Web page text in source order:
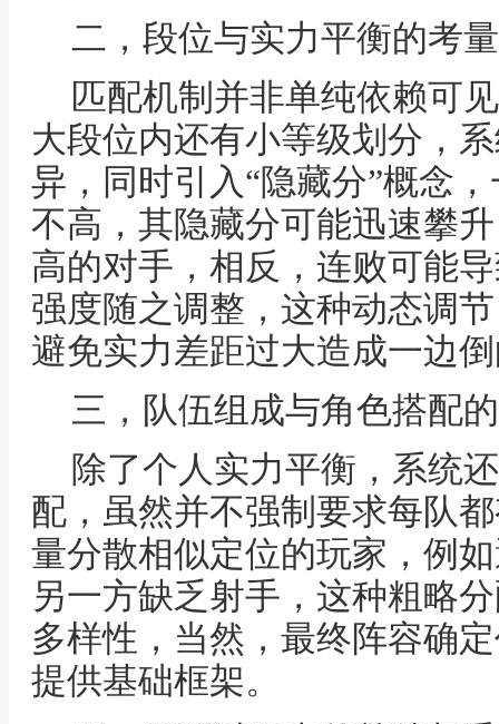
二，段位与实力平衡的考
匹配机制并非单纯依赖可
大段位内还有小等级划分，
异，同时引入“隐藏分”概念
不高，其隐藏分可能迅速攀
高的对手，相反，连败可能
强度随之调整，这种动态调
避免实力差距过大造成一边
三，队伍组成与角色搭配
除了个人实力平衡，系统
配，虽然并不强制要求每队
量分散相似定位的玩家，例
另一方缺乏射手，这种粗略
多样性，当然，最终阵容确
提供基础框架。